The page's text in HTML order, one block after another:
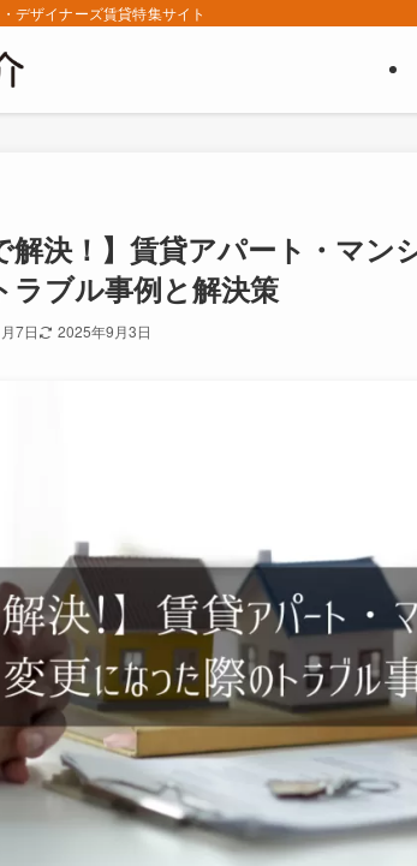
デザイナーズ賃貸特集サイト
解決！】賃貸アパート・マ
ラブル事例と解決策
7日 2025年9月3日